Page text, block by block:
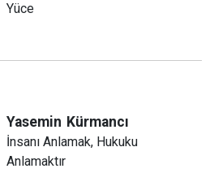
Yüce
Yasemin Kürmancı
İnsanı Anlamak, Hukuku
Anlamaktır